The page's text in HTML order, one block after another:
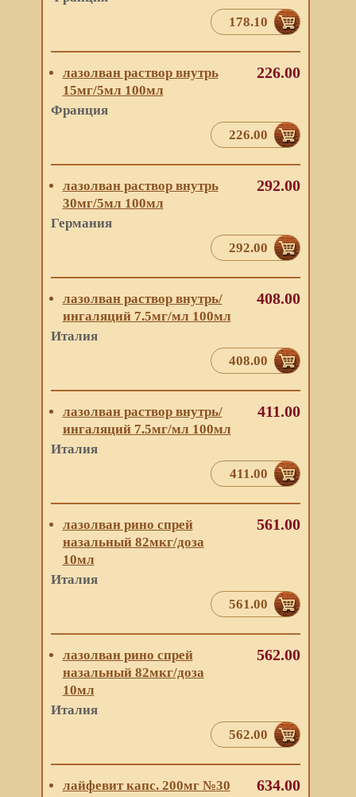
178.10
лазолван раствор внутрь
15мг/5мл 100мл
Франция
226.00
226.00
лазолван раствор внутрь
30мг/5мл 100мл
Германия
292.00
292.00
лазолван раствор внутрь/
ингаляций 7.5мг/мл 100мл
Италия
408.00
408.00
лазолван раствор внутрь/
ингаляций 7.5мг/мл 100мл
Италия
411.00
411.00
лазолван рино спрей
назальный 82мкг/доза
10мл
Италия
561.00
561.00
лазолван рино спрей
назальный 82мкг/доза
10мл
Италия
562.00
562.00
лайфевит капс. 200мг №30
634.00